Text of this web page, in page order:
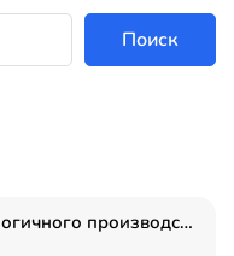
Поиск
От логистики до высокотехнологичного производства: как основатель “гагаринга” выстраивает экосистему безопасности и гражданских БПЛА